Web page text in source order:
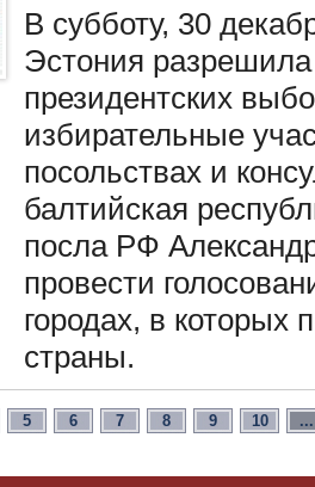
В субботу, 30
Эстония
президентских
избирательные
посольствах и
балтийская
посла РФ
провести
городах, в
страны.
5 6 7 8 9 10 ...